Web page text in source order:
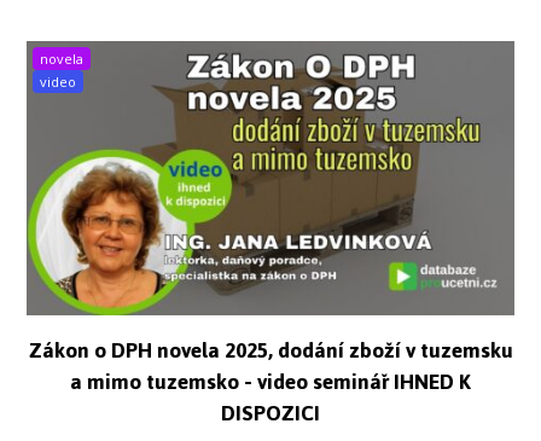
novela
video
Zákon o DPH novela 2025, dodání zboží v tuzemsku
a mimo tuzemsko - video seminář IHNED K
DISPOZICI